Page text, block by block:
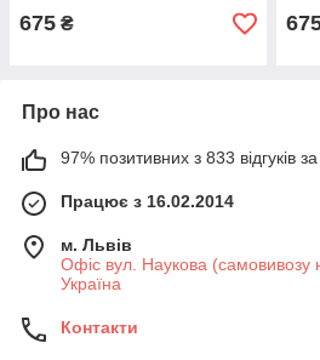
675 ₴
Про нас
97% позитивних з 833 відгуків за
Працює з 16.02.2014
м. Львів
Офіс вул. Наукова (самовивозу
Україна
Контакти